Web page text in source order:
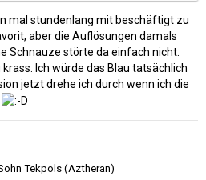
mal stundenlang mit beschäftigt zu
aber die Auflösungen damals
Schnauze störte da einfach nicht.
Ich würde das Blau tatsächlich
jetzt drehe ich durch wenn ich die
Tekpols (Aztheran)